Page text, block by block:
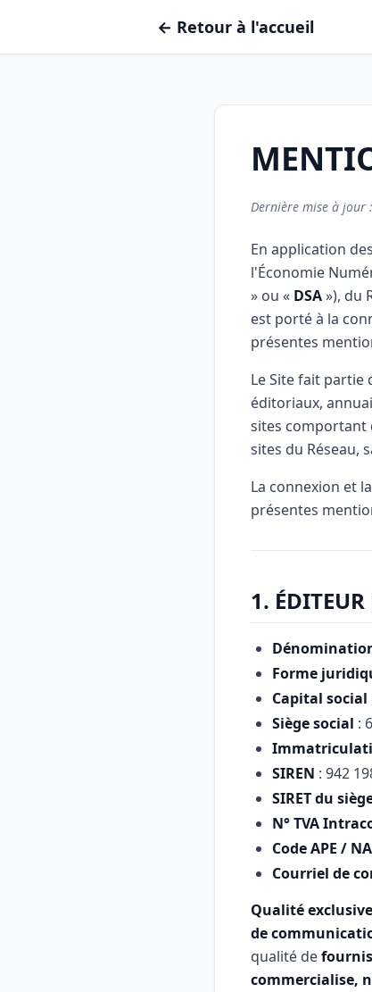
← Retour à l'accueil
Dernière mise à jour
En application
l'Économie
» ou « DSA»), du
est porté à la
présentes
Le Site fait partie
éditoriaux,
sites comportant
sites du Réseau,
La connexion et
présentes
1. ÉDITEUR
Forme
Capital social
Siège social :
SIREN : 942
SIRET du
N° TVA
Code APE /
Courriel de
Qualité
de
qualité de
commercialise,